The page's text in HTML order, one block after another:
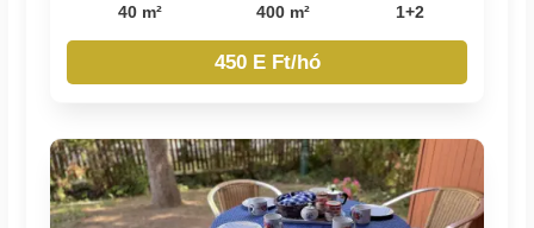
40 m² 400 m² 1+2
450 E Ft/hó